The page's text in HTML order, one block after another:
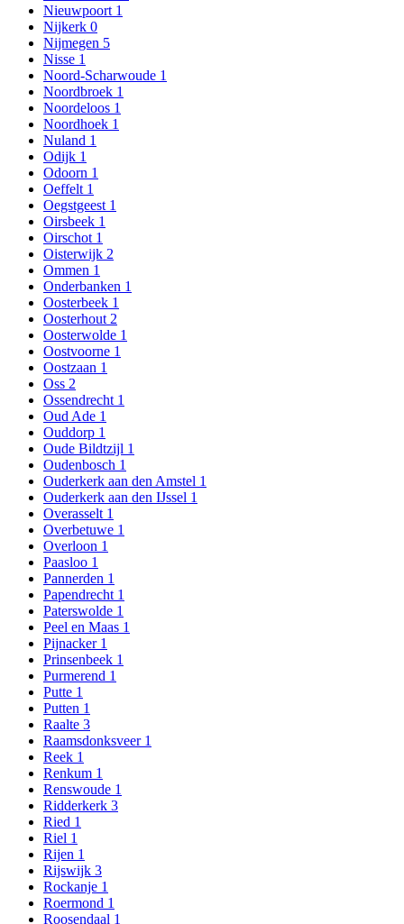
Nieuwpoort 1
Nijkerk 0
Nijmegen 5
Nisse 1
Noord-Scharwoude 1
Noordbroek 1
Noordeloos 1
Noordhoek 1
Nuland 1
Odijk 1
Odoorn 1
Oeffelt 1
Oegstgeest 1
Oirsbeek 1
Oirschot 1
Oisterwijk 2
Ommen 1
Onderbanken 1
Oosterbeek 1
Oosterhout 2
Oosterwolde 1
Oostvoorne 1
Oostzaan 1
Oss 2
Ossendrecht 1
Oud Ade 1
Ouddorp 1
Oude Bildtzijl 1
Oudenbosch 1
Ouderkerk aan den Amstel 1
Ouderkerk aan den IJssel 1
Overasselt 1
Overbetuwe 1
Overloon 1
Paasloo 1
Pannerden 1
Papendrecht 1
Paterswolde 1
Peel en Maas 1
Pijnacker 1
Prinsenbeek 1
Purmerend 1
Putte 1
Putten 1
Raalte 3
Raamsdonksveer 1
Reek 1
Renkum 1
Renswoude 1
Ridderkerk 3
Ried 1
Riel 1
Rijen 1
Rijswijk 3
Rockanje 1
Roermond 1
Roosendaal 1